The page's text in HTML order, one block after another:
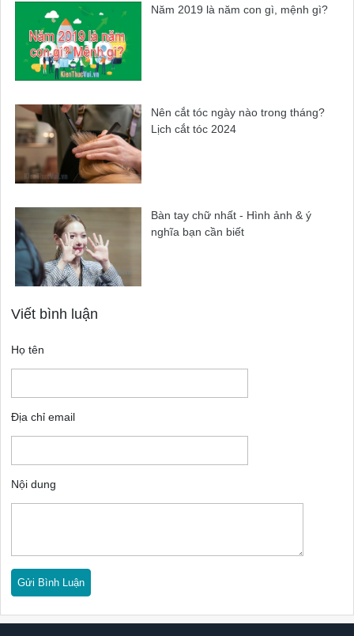
Năm 2019 là năm con gì, mệnh gì?
Nên cắt tóc ngày nào trong tháng?
Lịch cắt tóc 2024
Bàn tay chữ nhất - Hình ảnh & ý
nghĩa bạn cần biết
Viết bình luận
Họ tên
Địa chỉ email
Nội dung